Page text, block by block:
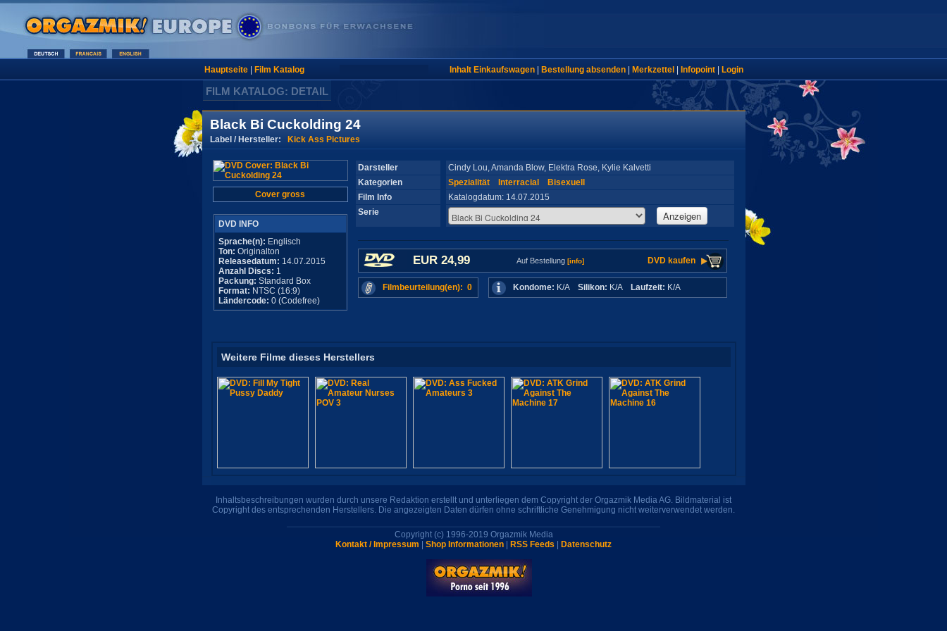
Hauptseite| Film Katalog Inhalt Einkaufswagen| Bestellung absenden| Merkzettel Infopoint| Login
FILM KATALOG: DETAIL
Black Bi Cuckolding 24
Label / Hersteller: Kick Ass Pictures
Cover gross
DVD INFO
Sprache(n): Englisch
Ton: Originalton
Releasedatum: 14.07.2015
Anzahl Discs: 1
Packung: Standard Box
Format: NTSC (16:9)
Ländercode: 0 (Codefree)
Darsteller
Cindy Lou, Amanda Blow, Elektra Rose, Kylie Kalvetti
Kategorien
Spezialität Interracial
Bisexuell
Film Info
Katalogdatum: 14.07.2015
Serie
Anzeigen
EUR 24,99 Auf Bestellung [info] DVD kaufen
Filmbeurteilung(en): 0 Kondome: K/A Silikon: K/A Laufzeit: K/A
Weitere Filme dieses Herstellers
Inhaltsbeschreibungen wurden durch unsere Redaktion erstellt und unterliegen dem Copyright der Orgazmik Media AG. Bildmaterial ist
Copyright des entsprechenden Herstellers. Die angezeigten Daten dürfen ohne schriftliche Genehmigung nicht weiterverwendet werden.
Copyright (c) 1996-2019 Orgazmik Media
Kontakt / Impressum
Shop Informationen RSS Feeds Datenschutz